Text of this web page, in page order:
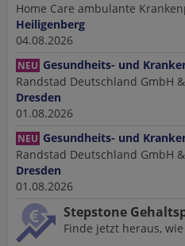
Home Care ambulante
Heiligenberg
04.08.2026
NEU Gesundheits- und
Randstad Deutschland GmbH &
Dresden
01.08.2026
NEU Gesundheits- und
Randstad Deutschland GmbH &
Dresden
01.08.2026
Stepstone
Finde jetzt heraus,